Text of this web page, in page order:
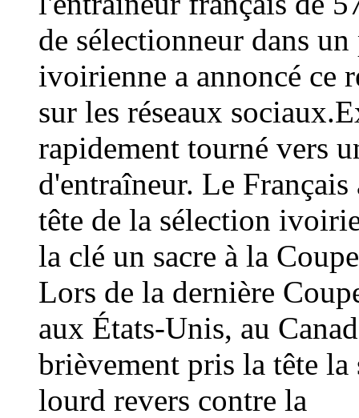
de sélectionneur dans
ivoirienne a annoncé ce
sur les réseaux
rapidement tourné vers
d'entraîneur. Le
tête de la sélection
la clé un sacre à la
Lors de la dernière
aux États-Unis, au
brièvement pris la tête
lourd revers contre la